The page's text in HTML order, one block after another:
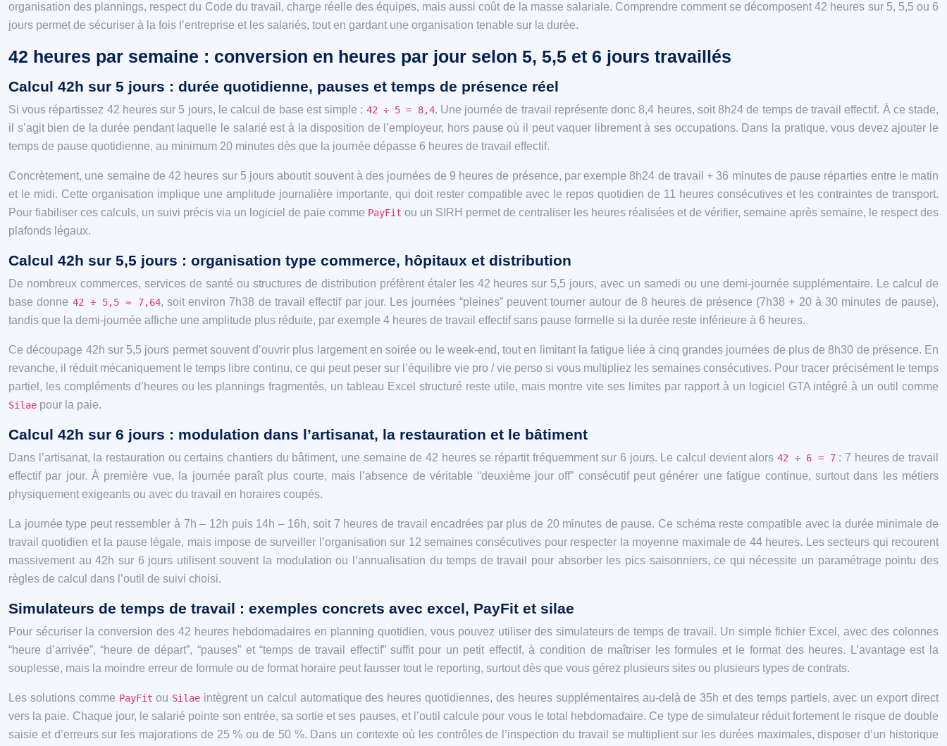
organisation des plannings, respect du Code du travail, charge réelle des équipes, mais aussi coût de la masse salariale. Comprendre comment se décomposent 42 heures sur 5, 5,5 ou 6
jours permet de sécuriser à la fois l’entreprise et les salariés, tout en gardant une organisation tenable sur la durée.
42 heures par semaine : conversion en heures par jour selon 5, 5,5 et 6 jours travaillés
Calcul 42h sur 5 jours : durée quotidienne, pauses et temps de présence réel
Si vous répartissez 42 heures sur 5 jours, le calcul de base est simple : 42 ÷ 5 = 8,4. Une journée de travail représente donc 8,4 heures, soit 8h24 de temps de travail effectif. À ce stade,
il s’agit bien de la durée pendant laquelle le salarié est à la disposition de l’employeur, hors pause où il peut vaquer librement à ses occupations. Dans la pratique, vous devez ajouter le
temps de pause quotidienne, au minimum 20 minutes dès que la journée dépasse 6 heures de travail effectif.
Concrètement, une semaine de 42 heures sur 5 jours aboutit souvent à des journées de 9 heures de présence, par exemple 8h24 de travail + 36 minutes de pause réparties entre le matin
et le midi. Cette organisation implique une amplitude journalière importante, qui doit rester compatible avec le repos quotidien de 11 heures consécutives et les contraintes de transport.
Pour fiabiliser ces calculs, un suivi précis via un logiciel de paie comme PayFit ou un SIRH permet de centraliser les heures réalisées et de vérifier, semaine après semaine, le respect des
plafonds légaux.
Calcul 42h sur 5,5 jours : organisation type commerce, hôpitaux et distribution
De nombreux commerces, services de santé ou structures de distribution préfèrent étaler les 42 heures sur 5,5 jours, avec un samedi ou une demi‑journée supplémentaire. Le calcul de
base donne 42 ÷ 5,5 ≈ 7,64, soit environ 7h38 de travail effectif par jour. Les journées “pleines” peuvent tourner autour de 8 heures de présence (7h38 + 20 à 30 minutes de pause),
tandis que la demi‑journée affiche une amplitude plus réduite, par exemple 4 heures de travail effectif sans pause formelle si la durée reste inférieure à 6 heures.
Ce découpage 42h sur 5,5 jours permet souvent d’ouvrir plus largement en soirée ou le week‑end, tout en limitant la fatigue liée à cinq grandes journées de plus de 8h30 de présence. En
revanche, il réduit mécaniquement le temps libre continu, ce qui peut peser sur l’équilibre vie pro / vie perso si vous multipliez les semaines consécutives. Pour tracer précisément le temps
partiel, les compléments d’heures ou les plannings fragmentés, un tableau Excel structuré reste utile, mais montre vite ses limites par rapport à un logiciel GTA intégré à un outil comme
Silae pour la paie.
Calcul 42h sur 6 jours : modulation dans l’artisanat, la restauration et le bâtiment
Dans l’artisanat, la restauration ou certains chantiers du bâtiment, une semaine de 42 heures se répartit fréquemment sur 6 jours. Le calcul devient alors 42 ÷ 6 = 7: 7 heures de travail
effectif par jour. À première vue, la journée paraît plus courte, mais l’absence de véritable “deuxième jour off” consécutif peut générer une fatigue continue, surtout dans les métiers
physiquement exigeants ou avec du travail en horaires coupés.
La journée type peut ressembler à 7h – 12h puis 14h – 16h, soit 7 heures de travail encadrées par plus de 20 minutes de pause. Ce schéma reste compatible avec la durée minimale de
travail quotidien et la pause légale, mais impose de surveiller l’organisation sur 12 semaines consécutives pour respecter la moyenne maximale de 44 heures. Les secteurs qui recourent
massivement au 42h sur 6 jours utilisent souvent la modulation ou l’annualisation du temps de travail pour absorber les pics saisonniers, ce qui nécessite un paramétrage pointu des
règles de calcul dans l’outil de suivi choisi.
Simulateurs de temps de travail : exemples concrets avec excel, PayFit et silae
Pour sécuriser la conversion des 42 heures hebdomadaires en planning quotidien, vous pouvez utiliser des simulateurs de temps de travail. Un simple fichier Excel, avec des colonnes
“heure d’arrivée”, “heure de départ”, “pauses” et “temps de travail effectif” suffit pour un petit effectif, à condition de maîtriser les formules et le format des heures. L’avantage est la
souplesse, mais la moindre erreur de formule ou de format horaire peut fausser tout le reporting, surtout dès que vous gérez plusieurs sites ou plusieurs types de contrats.
Les solutions comme PayFit ou Silae intègrent un calcul automatique des heures quotidiennes, des heures supplémentaires au‑delà de 35h et des temps partiels, avec un export direct
vers la paie. Chaque jour, le salarié pointe son entrée, sa sortie et ses pauses, et l’outil calcule pour vous le total hebdomadaire. Ce type de simulateur réduit fortement le risque de double
saisie et d’erreurs sur les majorations de 25 % ou de 50 %. Dans un contexte où les contrôles de l’inspection du travail se multiplient sur les durées maximales, disposer d’un historique